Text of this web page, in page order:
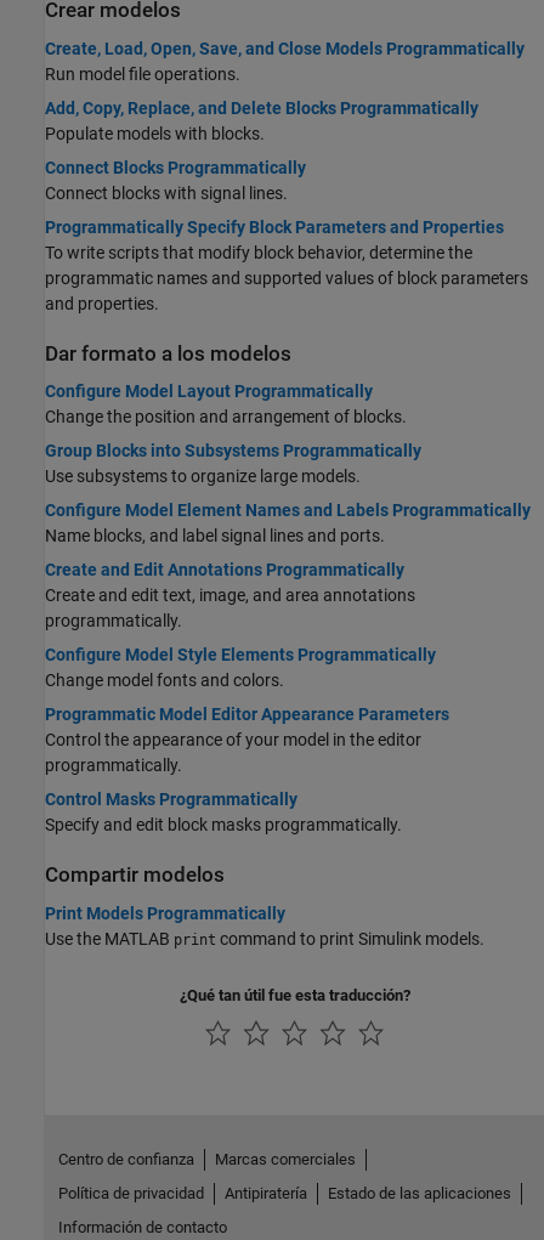
Crear modelos
Create, Load, Open, Save, and Close Models Programmatically
Run model file operations.
Add, Copy, Replace, and Delete Blocks Programmatically
Populate models with blocks.
Connect Blocks Programmatically
Connect blocks with signal lines.
Programmatically Specify Block Parameters and Properties
To write scripts that modify block behavior, determine the
programmatic names and supported values of block parameters
and properties.
Dar formato a los modelos
Configure Model Layout Programmatically
Change the position and arrangement of blocks.
Group Blocks into Subsystems Programmatically
Use subsystems to organize large models.
Configure Model Element Names and Labels Programmatically
Name blocks, and label signal lines and ports.
Create and Edit Annotations Programmatically
Create and edit text, image, and area annotations
programmatically.
Configure Model Style Elements Programmatically
Change model fonts and colors.
Programmatic Model Editor Appearance Parameters
Control the appearance of your model in the editor
programmatically.
Control Masks Programmatically
Specify and edit block masks programmatically.
Compartir modelos
Print Models Programmatically
Use the MATLAB print command to print Simulink models.
¿Qué tan útil fue esta traducción?
Centro de confianza
Marcas comerciales
Política de privacidad
Antipiratería
Estado de las aplicaciones
Información de contacto